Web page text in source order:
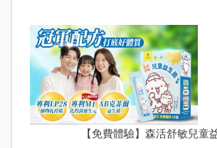
【免費體驗】森活舒敏兒童